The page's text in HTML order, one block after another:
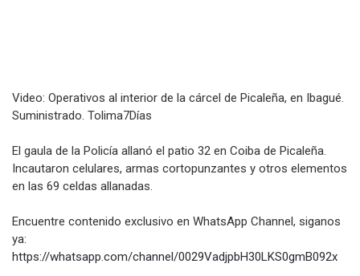
Video: Operativos al interior de la cárcel de Picaleña, en Ibagué.
Suministrado. Tolima7Días
El gaula de la Policía allanó el patio 32 en Coiba de Picaleña.
Incautaron celulares, armas cortopunzantes y otros elementos
en las 69 celdas allanadas.
Encuentre contenido exclusivo en WhatsApp Channel, siganos
ya:
https://whatsapp.com/channel/0029VadjpbH30LKS0gmB092x